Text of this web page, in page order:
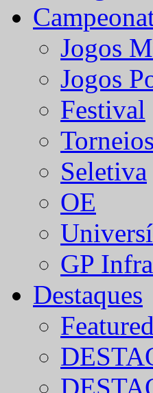
Jogos
Jogos
Festival
Torneios
Seletiva
OE
GP
Destaques
Featured